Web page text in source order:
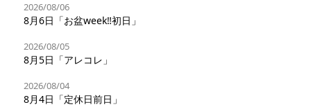
2026/08/06
8月6日「お盆week‼︎初日」
2026/08/05
8月5日「アレコレ」
2026/08/04
8月4日「定休日前日」